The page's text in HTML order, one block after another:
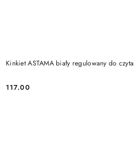
Kinkiet ASTAMA biały regulowany do
Cena:
117.00